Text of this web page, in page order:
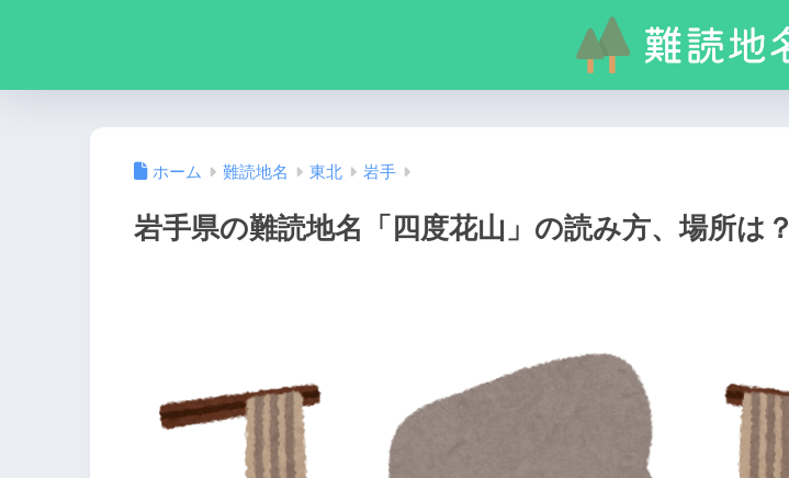
ホーム 難読地名 東北 岩手
岩手県の難読地名「四度花山」の読み方、場所は？